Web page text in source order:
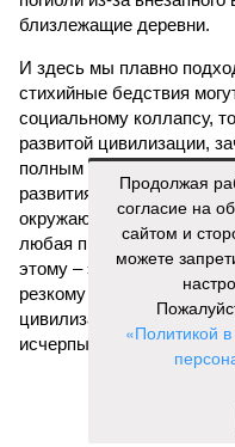
близлежащие деревни.
И здесь мы плавно
стихийные бедствия
социальному коллапсу,
развитой цивилизации,
полным уничтожением.
развития событий
окружающей среды,
любая природная
этому – экономическому
резкому сокращению
цивилизации шумеров,
исчерпывающий. Какая
Продолжая
согласие на
сайтом и
можете
«Политикой